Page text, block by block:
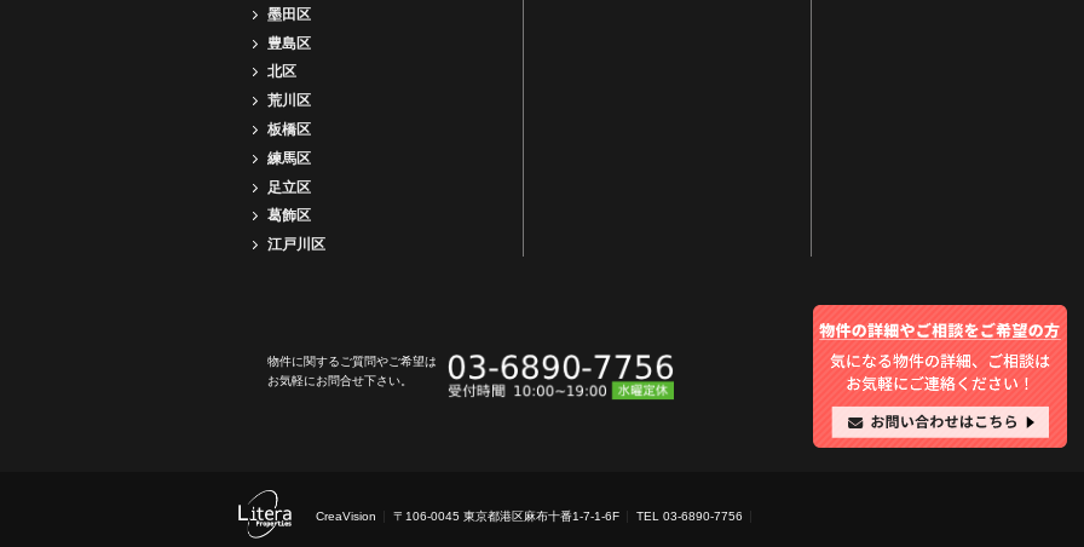
墨田区
豊島区
北区
荒川区
板橋区
練馬区
足立区
葛飾区
江戸川区
物件に関するご質問やご希望は
お気軽にお問合せ下さい。
CreaVision 〒106-0045 東京都港区麻布十番1-7-1-6F TEL 03-6890-7756